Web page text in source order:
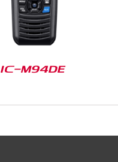
IC-M94DE